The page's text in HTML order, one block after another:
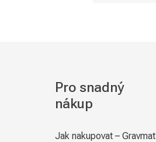
Pro snadný
nákup
Jak nakupovat – Gravmat